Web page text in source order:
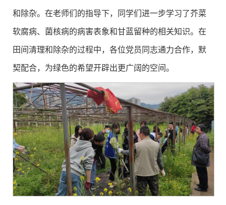
和除杂。在老师们的指导下，同学们进一步学习了芥菜
软腐病、菌核病的病害表象和甘蓝留种的相关知识。在
田间清理和除杂的过程中，各位党员同志通力合作，默
契配合，为绿色的希望开辟出更广阔的空间。